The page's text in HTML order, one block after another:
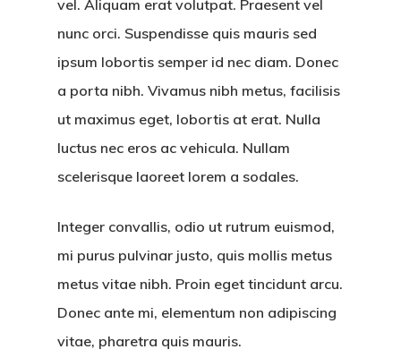
vel. Aliquam erat volutpat. Praesent vel
nunc orci. Suspendisse quis mauris sed
ipsum lobortis semper id nec diam. Donec
a porta nibh. Vivamus nibh metus, facilisis
ut maximus eget, lobortis at erat. Nulla
luctus nec eros ac vehicula. Nullam
scelerisque laoreet lorem a sodales.
Integer convallis, odio ut rutrum euismod,
mi purus pulvinar justo, quis mollis metus
metus vitae nibh. Proin eget tincidunt arcu.
Donec ante mi, elementum non adipiscing
vitae, pharetra quis mauris.